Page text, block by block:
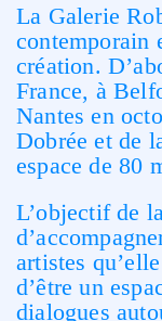
La Galerie
contemporain
création.
France, à
Nantes en
Dobrée et de
espace de 80
L’objectif de
artistes
d’être un
dialogues